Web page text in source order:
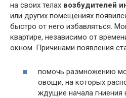
на своих телах возбудителей
или других помещениях
быстро от него избавляться.
квартире, независимо от
окном. Причинами появления
помочь размножению
овощи, на которых
ждущие начала гниения